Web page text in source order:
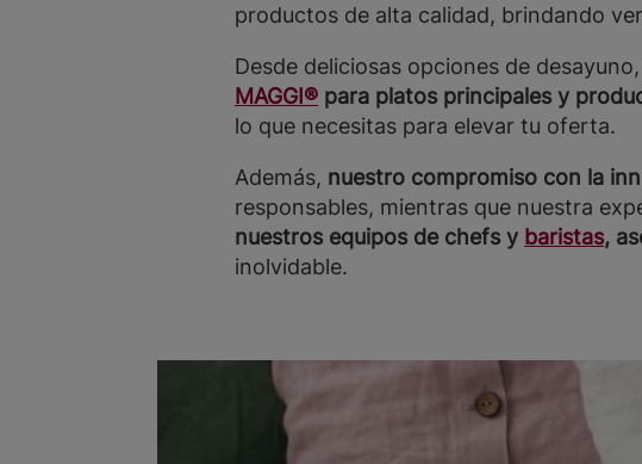
productos de alta calidad, brindando
Desde deliciosas opciones de
MAGGI® para platos principales y
lo que necesitas para elevar tu oferta.
Además, nuestro compromiso con la
responsables, mientras que nuestra
nuestros equipos de chefs y baristas,
inolvidable.